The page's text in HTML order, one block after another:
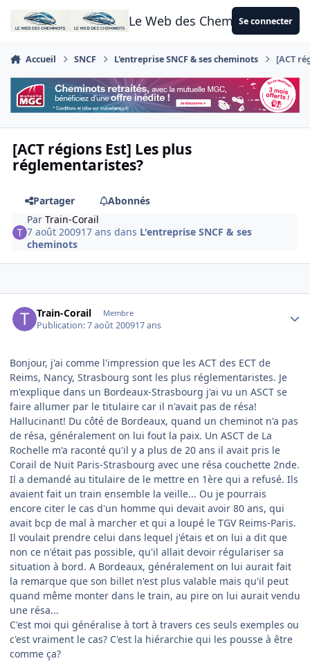
Aller au contenu
Le Web des CheminotsSe connecter
Accueil SNCF L'entreprise SNCF & ses cheminots [ACT
[ACT régions Est] Les plus
réglementaristes?
Partager
Abonnés
ParTrain-Corail
7 août 200917 ans dans L'entreprise SNCF & ses
cheminots
Train-Corail Membre
Publication:7 août 200917 ans
Bonjour, j'ai comme l'impression que les ACT des ECT de
Reims, Nancy, Strasbourg sont les plus réglementaristes. Je
m'explique dans un Bordeaux-Strasbourg j'ai vu un ASCT se
faire allumer par le titulaire car il n'avait pas de résa!
Hallucinant! Du côté de Bordeaux, quand un cheminot n'a pas
de résa, généralement on lui fout la paix. Un ASCT de La
Rochelle m'a raconté qu'il y a plus de 20 ans il avait pris le
Corail de Nuit Paris-Strasbourg avec une résa couchette 2nde.
Il a demandé au titulaire de le mettre en 1ère qui a refusé. Ils
avaient fait un train ensemble la veille... Ou je pourrais
encore citer le cas d'un homme qui devait avoir 80 ans, qui
avait bcp de mal à marcher et qui a loupé le TGV Reims-Paris.
Il voulait prendre celui dans lequel j'étais et on lui a dit que
non ce n'était pas possible, qu'il allait devoir régulariser sa
situation à bord. A Bordeaux, généralement on lui aurait fait
la remarque que son billet n'est plus valable mais qu'il peut
quand même monter dans le train, au pire on lui aurait vendu
une résa...
C'est moi qui généralise à tort à travers ces seuls exemples ou
c'est vraiment le cas? C'est la hiérarchie qui les pousse à être
comme ça?